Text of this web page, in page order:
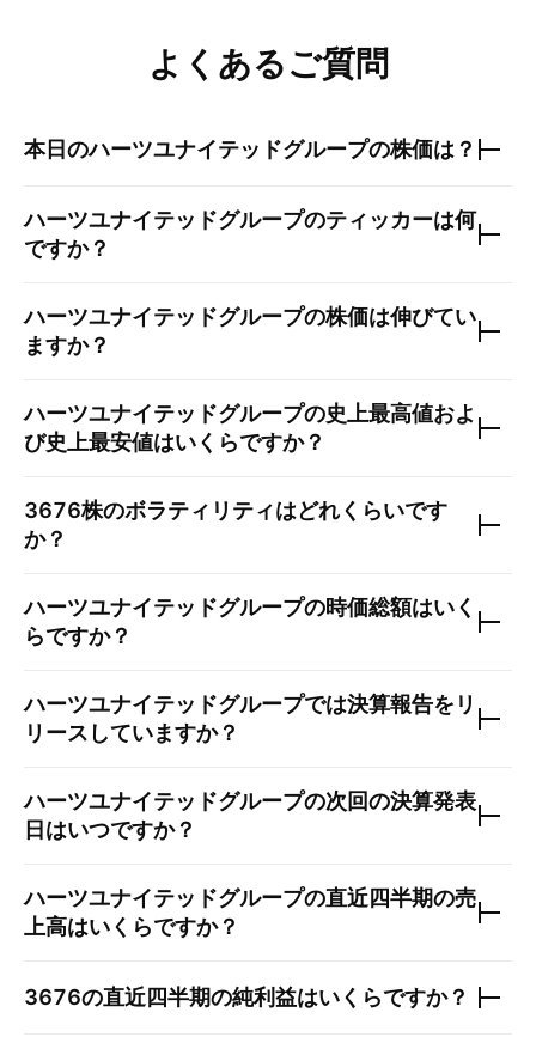
よくあるご質問
本日のハーツユナイテッドグループの株価は？
ハーツユナイテッドグループのティッカーは何
ですか？
ハーツユナイテッドグループの株価は伸びてい
ますか？
ハーツユナイテッドグループの史上最高値およ
び史上最安値はいくらですか？
3676株のボラティリティはどれくらいです
か？
ハーツユナイテッドグループの時価総額はいく
らですか？
ハーツユナイテッドグループでは決算報告をリ
リースしていますか？
ハーツユナイテッドグループの次回の決算発表
日はいつですか？
ハーツユナイテッドグループの直近四半期の売
上高はいくらですか？
3676の直近四半期の純利益はいくらですか？